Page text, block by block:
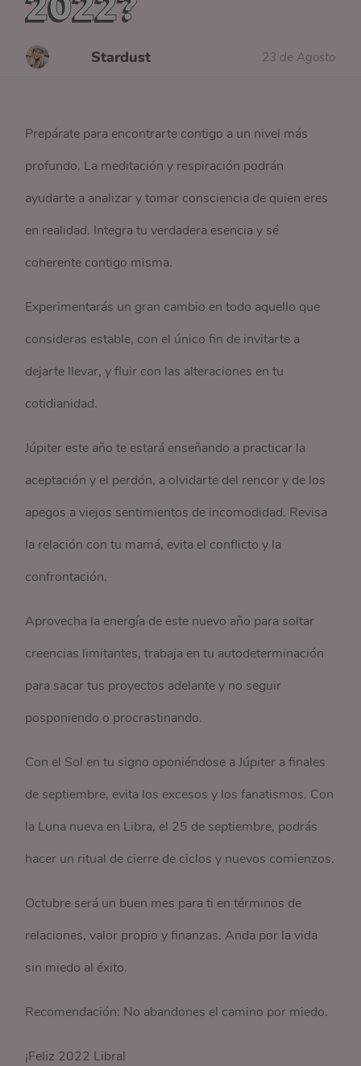
Stardust 23 de Agosto
Prepárate para encontrarte contigo a un nivel más
profundo. La meditación y respiración podrán
ayudarte a analizar y tomar consciencia de quien eres
en realidad. Integra tu verdadera esencia y sé
coherente contigo misma.
Experimentarás un gran cambio en todo aquello que
consideras estable, con el único fin de invitarte a
dejarte llevar, y fluir con las alteraciones en tu
cotidianidad.
Júpiter este año te estará enseñando a practicar la
aceptación y el perdón, a olvidarte del rencor y de los
apegos a viejos sentimientos de incomodidad. Revisa
la relación con tu mamá, evita el conflicto y la
confrontación.
Aprovecha la energía de este nuevo año para soltar
creencias limitantes, trabaja en tu autodeterminación
para sacar tus proyectos adelante y no seguir
posponiendo o procrastinando.
Con el Sol en tu signo oponiéndose a Júpiter a finales
de septiembre, evita los excesos y los fanatismos. Con
la Luna nueva en Libra, el 25 de septiembre, podrás
hacer un ritual de cierre de ciclos y nuevos comienzos.
Octubre será un buen mes para ti en términos de
relaciones, valor propio y finanzas. Anda por la vida
sin miedo al éxito.
Recomendación: No abandones el camino por miedo.
¡Feliz 2022 Libra!